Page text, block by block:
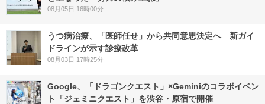
08月05日 16時00分
うつ病治療、「医師任せ」から共同意思決定へ 新ガイ
ドラインが示す診療改革
08月03日 17時25分
Google、「ドラゴンクエスト」×Geminiのコラボイベン
ト「ジェミニクエスト」を渋谷・原宿で開催